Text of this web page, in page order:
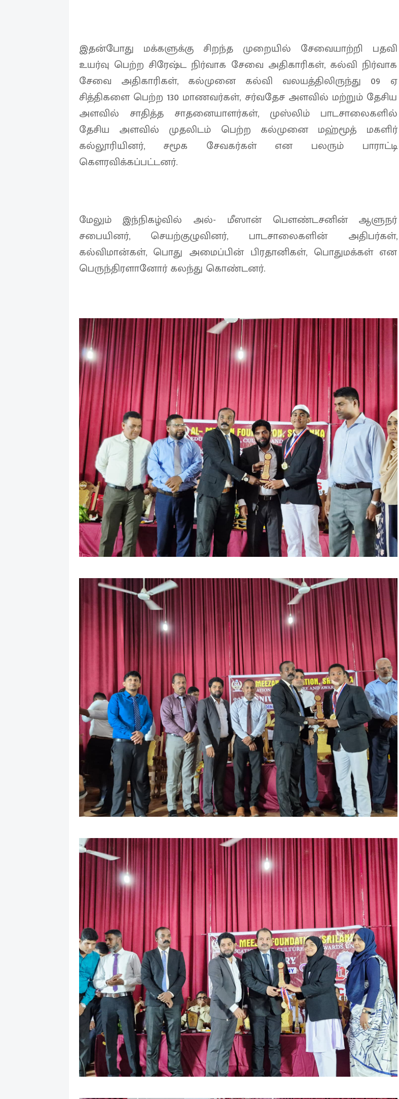
இதன்போது மக்களுக்கு சிறந்த முறையில் சேவையாற்றி பதவி
உயர்வு பெற்ற சிரேஷ்ட நிர்வாக சேவை அதிகாரிகள், கல்வி நிர்வாக
சேவை அதிகாரிகள், கல்முனை கல்வி வலயத்திலிருந்து 09 ஏ
சித்திகளை பெற்ற 130 மாணவர்கள், சர்வதேச அளவில் மற்றும் தேசிய
அளவில் சாதித்த சாதனையாளர்கள், முஸ்லிம் பாடசாலைகளில்
தேசிய அளவில் முதலிடம் பெற்ற கல்முனை மஹ்மூத் மகளிர்
கல்லூரியினர், சமூக சேவகர்கள் என பலரும் பாராட்டி
கௌரவிக்கப்பட்டனர்.
மேலும் இந்நிகழ்வில் அல்- மீஸான் பௌண்டசனின் ஆளுநர்
சபையினர், செயற்குழுவினர், பாடசாலைகளின் அதிபர்கள்,
கல்விமான்கள், பொது அமைப்பின் பிரதானிகள், பொதுமக்கள் என
பெருந்திரளானோர் கலந்து கொண்டனர்.